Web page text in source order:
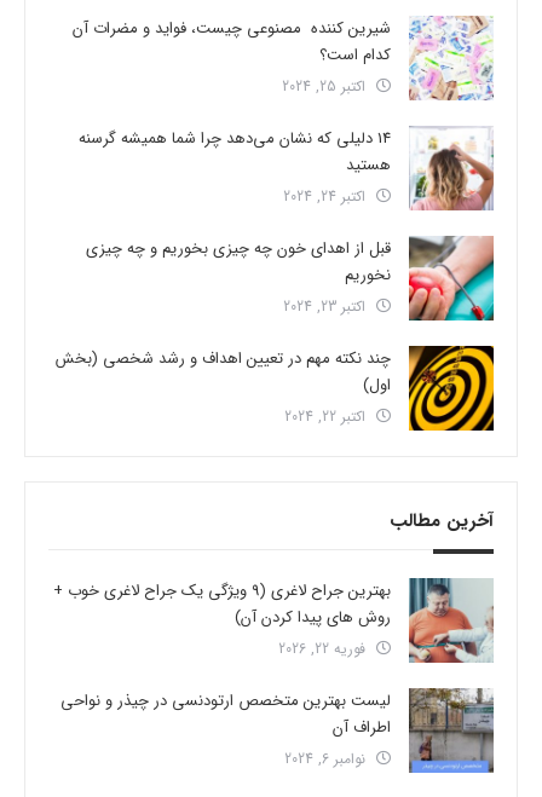
شیرین کننده مصنوعی چیست، فواید و مضرات آن
کدام است؟
اکتبر 25, 2024
14 دلیلی که نشان می‌دهد چرا شما همیشه گرسنه
هستید
اکتبر 24, 2024
قبل از اهدای خون چه چیزی بخوریم و چه چیزی
نخوریم
اکتبر 23, 2024
چند نکته مهم در تعیین اهداف و رشد شخصی (بخش
اول)
اکتبر 22, 2024
آخرین مطالب
بهترین جراح لاغری (9 ویژگی یک جراح لاغری خوب +
روش های پیدا کردن آن)
فوریه 22, 2026
لیست بهترین متخصص ارتودنسی در چیذر و نواحی
اطراف آن
نوامبر 6, 2024